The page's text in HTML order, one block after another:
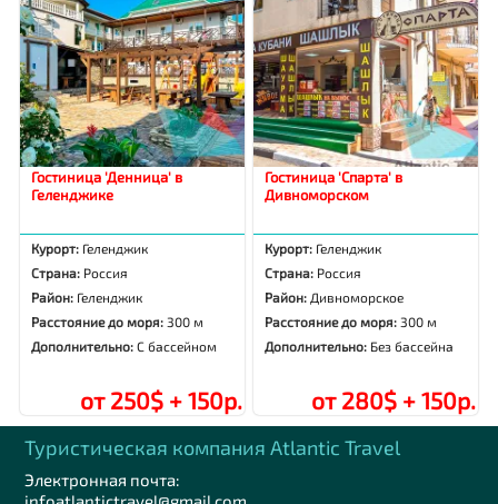
Гостиница 'Денница' в
Геленджике
Курорт: Геленджик
Страна: Россия
Район: Геленджик
Расстояние до моря: 300 м
Дополнительно:С бассейном
от 250$ + 150р.
Гостиница 'Спарта' в
Дивноморском
Курорт: Геленджик
Страна: Россия
Район: Дивноморское
Расстояние до моря: 300 м
Дополнительно: Без бассейна
от 280$ + 150р.
Туристическая компания Аtlantic Travel
Электронная почта: